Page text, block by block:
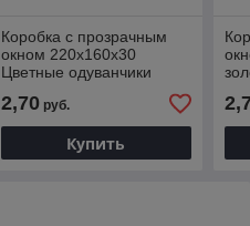
Коробка с прозрачным
окном 220х160х30
Цветные одуванчики
2,70руб.
Купить